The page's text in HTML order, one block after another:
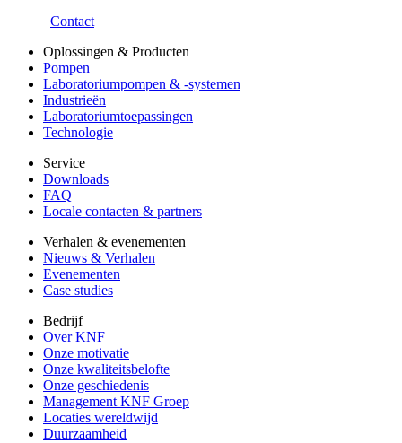
Contact
Oplossingen & Producten
Pompen
Laboratoriumpompen & -systemen
Industrieën
Laboratoriumtoepassingen
Technologie
Service
Downloads
FAQ
Locale contacten & partners
Verhalen & evenementen
Nieuws & Verhalen
Evenementen
Case studies
Bedrijf
Over KNF
Onze motivatie
Onze kwaliteitsbelofte
Onze geschiedenis
Management KNF Groep
Locaties wereldwijd
Duurzaamheid